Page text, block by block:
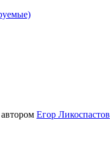
автором Егор Ликоспастов